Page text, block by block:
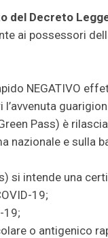
del Decreto
ai possessori
NEGATIVO
Pass) è
nazionale e sulla
si intende una
19;
19;
o antigenico